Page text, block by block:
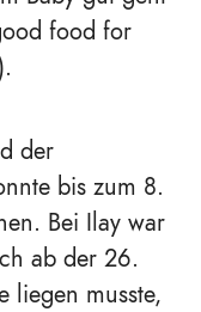
food for
der
bis zum 8.
Bei Ilay war
ab der 26.
liegen musste,